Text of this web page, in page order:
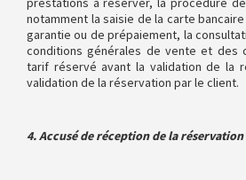
notamment la saisie de la carte
garantie ou de prépaiement, la
conditions générales de vente et des
tarif réservé avant la validation de la
validation de la réservation par le client.
4. Accusé de réception de la réservation